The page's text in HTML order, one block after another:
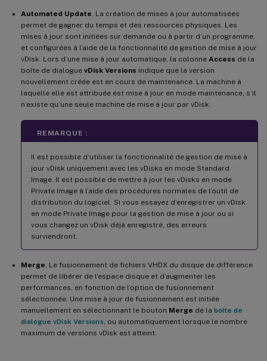
Automated Update . La création de mises à jour automatisées
permet de gagner du temps et des ressources physiques. Les
mises à jour sont initiées sur demande ou à partir d’un programme,
et configurées à l’aide de la fonctionnalité de gestion de mise à jour
vDisk. Lors d’une mise à jour automatique, la colonne Access de la
boîte de dialogue vDisk Versions indique que la version
nouvellement créée est en cours de maintenance. La machine à
laquelle elle est attribuée est mise à jour en mode maintenance, s’il
n’existe qu’une seule machine de mise à jour par vDisk.
REMARQUE :
Il est possible d’utiliser la fonctionnalité de gestion de mise à
jour vDisk uniquement avec les vDisks en mode Standard
Image. Il est possible de mettre à jour les vDisks en mode
Private Image à l’aide des procédures normales de l’outil de
distribution du logiciel. Si vous essayez d’enregistrer un vDisk
en mode Private Image pour la gestion de mise à jour ou si
vous changez un vDisk déjà enregistré, des erreurs
surviendront.
Merge . Le fusionnement de fichiers VHDX du disque de différence
permet de libérer de l’espace disque et d’augmenter les
performances, en fonction de l’option de fusionnement
sélectionnée. Une mise à jour de fusionnement est initiée
manuellement en sélectionnant le bouton Merge de la boîte de
dialogue vDisk Versions , ou automatiquement lorsque le nombre
maximum de versions vDisk est atteint.